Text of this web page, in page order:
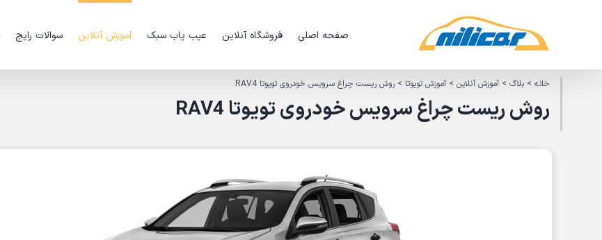
صفحه اصلی فروشگاه آنلاین عیب یاب سبک آموزش آنلاین سوالات رایج
خانه> بلاگ> آموزش آنلاین> آموزش تویوتا > روش ریست چراغ سرویس خودروی تویوتا RAV4
روش ریست چراغ سرویس خودروی تویوتا RAV4